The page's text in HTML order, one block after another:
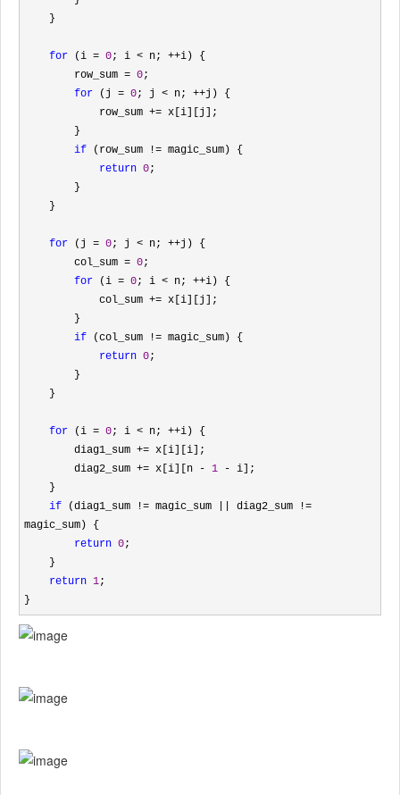
for (i = 0; i < n; ++i) {
        row_sum
= 0;
for (j = 0; j < n; ++j) {
            row_sum
+= x[i][j];
if (row_sum != magic_sum) {
return 0;
for (j = 0; j < n; ++j) {
        col_sum
= 0;
for (i = 0; i < n; ++i) {
            col_sum
+= x[i][j];
if (col_sum != magic_sum) {
return 0;
for (i = 0; i < n; ++i) {
        diag1_sum
+= x[i][i];
        diag2_sum
+= x[i][n - 1 - i];
if (diag1_sum != magic_sum || diag2_sum !=
magic_sum) {
return 0;
return 1;
}